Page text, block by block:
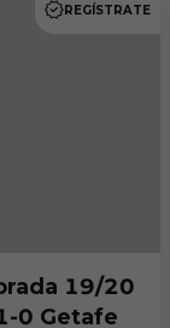
REGÍSTRATE
19/20
0 Getafe